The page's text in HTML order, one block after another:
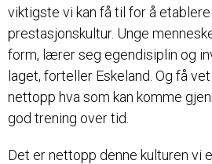
viktigste vi kan få til for å
prestasjonskultur. Unge
form, lærer seg egendisiplin og
laget, forteller Eskeland. Og få
nettopp hva som kan komme
god trening over tid.
Det er nettopp denne kulturen vi